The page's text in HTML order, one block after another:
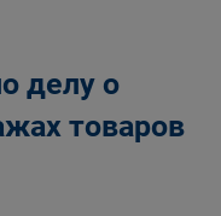
делу о
товаров